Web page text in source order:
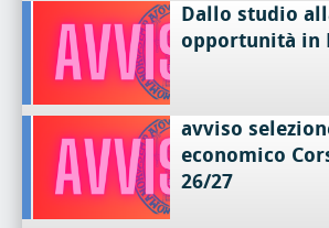
Dallo studio
opportunità in
avviso
economico
26/27